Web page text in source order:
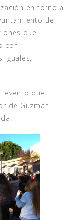
en torno a
de
que
con
iguales,
evento que
de Guzmán